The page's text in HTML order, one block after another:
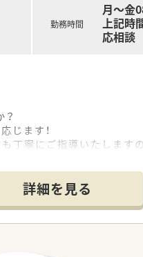
勤務時間
月～金
上記時
応相談
じます！
丁寧にご指導いたします
詳細を見る